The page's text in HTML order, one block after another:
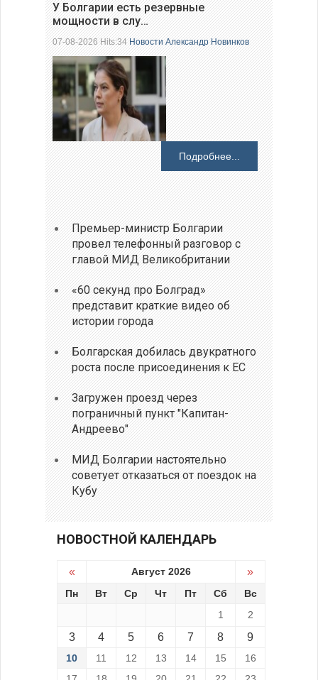
У Болгарии есть резервные
мощности в слу…
07-08-2026 Hits:34Новости Александр Новинков
Подробнее...
Премьер-министр Болгарии
провел телефонный разговор с
главой МИД Великобритании
«60 секунд про Болград»
представит краткие видео об
истории города
Болгарская добилась двукратного
роста после присоединения к ЕС
Загружен проезд через
пограничный пункт "Капитан-
Андреево"
МИД Болгарии настоятельно
советует отказаться от поездок на
Кубу
НОВОСТНОЙ КАЛЕНДАРЬ
« Август 2026 »
Пн Вт Ср Чт Пт Сб
Вс
1
2
3 4 5 6 7 8 9
10 11 12 13 14 15
16